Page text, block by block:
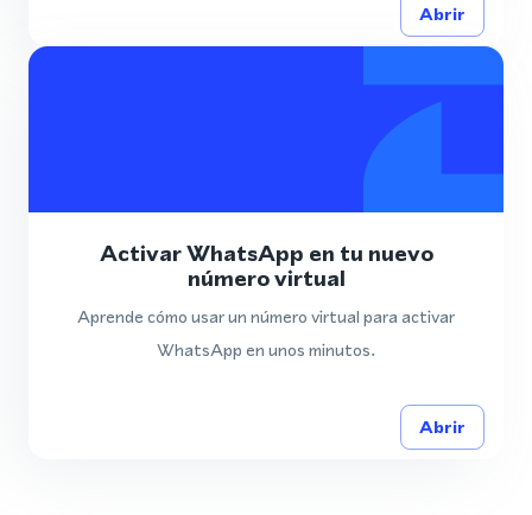
Abrir
Activar WhatsApp en tu nuevo
número virtual
Aprende cómo usar un número virtual para activar
WhatsApp en unos minutos.
Abrir